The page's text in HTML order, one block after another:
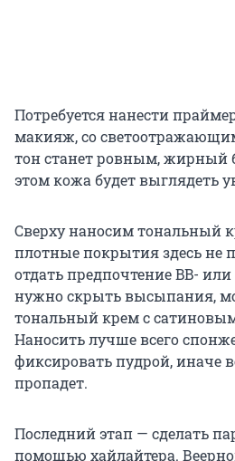
Потребуется нанести
макияж, со
тон станет ровным, жирный
этом кожа будет выглядеть
Сверху наносим тональный
плотные покрытия здесь не
отдать предпочтение BB-
нужно скрыть высыпания,
тональный крем с
Наносить лучше всего
фиксировать пудрой, иначе
пропадет.
Последний этап — сделать
помощью хайлайтера.